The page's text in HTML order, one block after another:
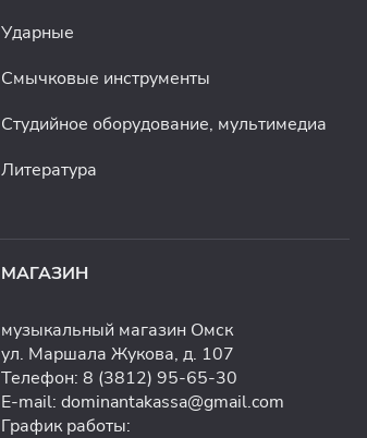
Ударные
Смычковые инструменты
Студийное оборудование, мультимедиа
Литература
МАГАЗИН
музыкальный магазин Омск
ул. Маршала Жукова, д. 107
Телефон: 8 (3812) 95-65-30
E-mail: dominantakassa@gmail.com
График работы: